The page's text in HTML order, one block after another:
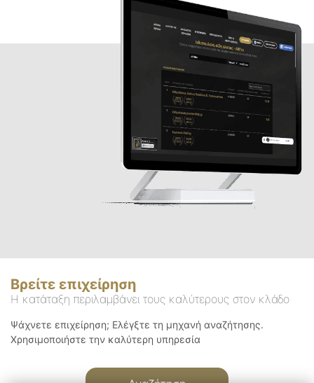
Βρείτε επιχείρηση
Η κατάταξη περιλαμβάνει τους καλύτερους στον κλάδο
Ψάχνετε επιχείρηση; Ελέγξτε τη μηχανή αναζήτησης.
Χρησιμοποιήστε την καλύτερη υπηρεσία